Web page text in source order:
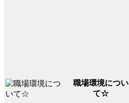
職場環境につい
て☆